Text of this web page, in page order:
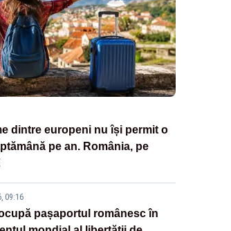
dintre europeni nu își permit o
pe an. România, pe
09:16
pașaportul românesc în